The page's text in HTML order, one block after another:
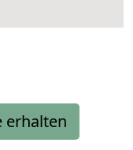
erhalten